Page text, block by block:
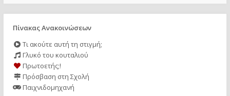
Πίνακας Ανακοινώσεων
Τι ακούτε αυτή τη στιγμή;
Γλυκό του κουταλιού
Πρωτοετής;!
Πρόσβαση στη Σχολή
Παιχνιδομηχανή